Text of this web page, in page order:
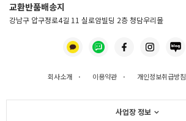
교환반품배송지
강남구 압구정로4길 11 실로암빌딩 2층 청담우리몰
회사소개 · 이용약관 · 개인정보취급방침
사업장 정보